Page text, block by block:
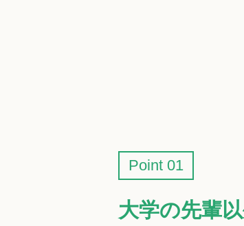
Point 01
大学の先輩